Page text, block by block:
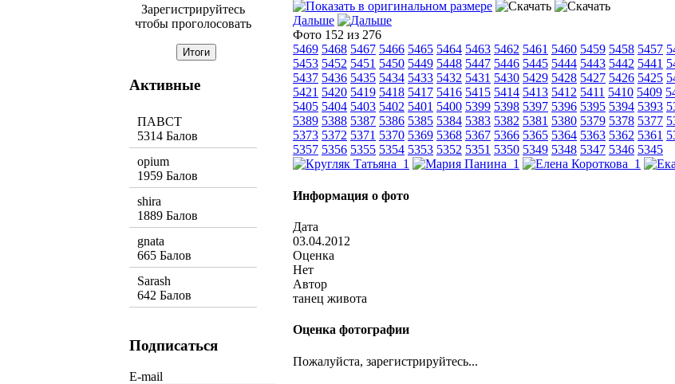
Дальше
Фото 152 из 276
5469 5468 5467 5466 5465 5464 5463 5462 5461 5460 5459 5458 5457
5453 5452 5451 5450 5449 5448 5447 5446 5445 5444 5443 5442 5441
5437 5436 5435 5434 5433 5432 5431 5430 5429 5428 5427 5426 5425
5421 5420 5419 5418 5417 5416 5415 5414 5413 5412 5411 5410 5409
5405 5404 5403 5402 5401 5400 5399 5398 5397 5396 5395 5394 5393
5389 5388 5387 5386 5385 5384 5383 5382 5381 5380 5379 5378 5377
5373 5372 5371 5370 5369 5368 5367 5366 5365 5364 5363 5362 5361
5357 5356 5355 5354 5353 5352 5351 5350 5349 5348 5347 5346 5345
Информация о фото
Дата
03.04.2012
Оценка
Нет
Автор
танец живота
Оценка фотографии
Пожалуйста, зарегистрируйтесь...
Зарегистрируйтесь
чтобы проголосовать
Активные
ПАВСТ
5314 Балов
opium
1959 Балов
shira
1889 Балов
gnata
665 Балов
Sarash
642 Балов
Подписаться
E-mail